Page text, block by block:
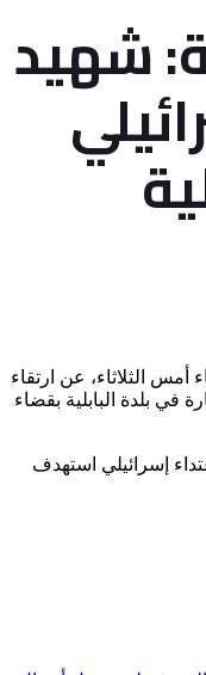
شهيد
أمس الثلاثاء، عن ارتقاء
في بلدة البابلية بقضاء
إسرائيلي استهدف